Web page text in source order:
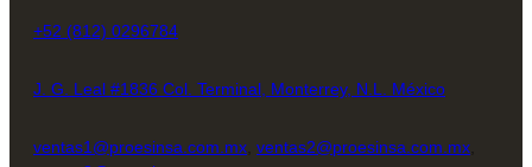
+52 (812) 0296784
J. G. Leal #1836 Col. Terminal, Monterrey, N.L. México
ventas1@proesinsa.com.mx ventas2@proesinsa.com.mx